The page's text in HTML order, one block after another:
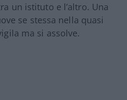
un istituto e l’altro. Una
se stessa nella quasi
ma si assolve.